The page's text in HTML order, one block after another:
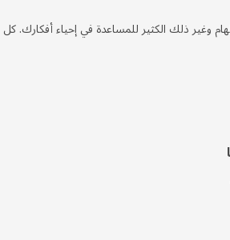
ذلك الكثير للمساعدة في إحياء أفكارك. كل